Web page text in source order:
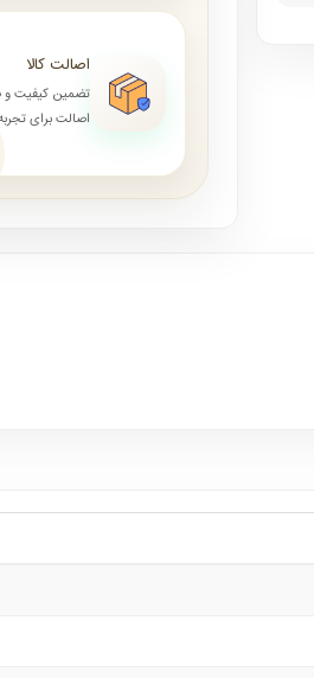
اصالت کالا
تضمین کیفیت
اصالت برای